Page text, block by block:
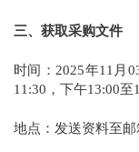
三、获取采购文件
时间：2025年11月
11:30，下午13:00至
地点：发送资料至邮